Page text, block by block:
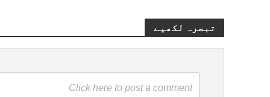
تبصرہ لکھیے
Click here to post a comment